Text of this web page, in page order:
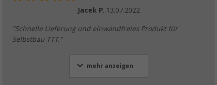
Jacek P. 13.07.2022
"Schnelle Lieferung und einwandfreies Produkt für
Selbstbau TTT."
mehr anzeigen